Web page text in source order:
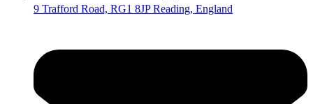
9 Trafford Road, RG1 8JP Reading, England